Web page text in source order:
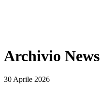
Archivio News
30 Aprile 2026